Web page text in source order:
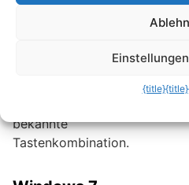
zwischen den Monitoren
Bildes auf mehrere
Bildschirme, gibt es bei
bekannte
Tastenkombination.
{title}{title}